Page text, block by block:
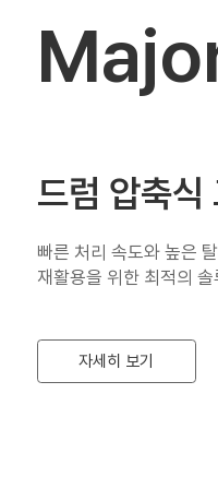
드럼 압축식
빠른 처리 속도와 높은
재활용을 위한 최적의
자세히 보기